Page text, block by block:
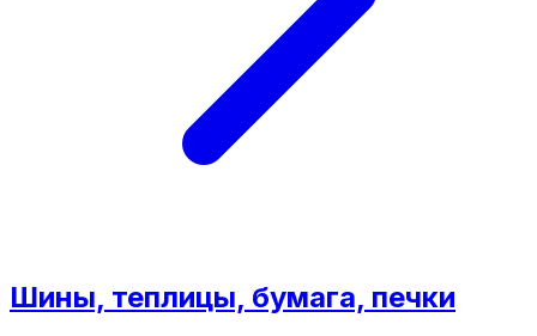
Шины, теплицы, бумага, печки